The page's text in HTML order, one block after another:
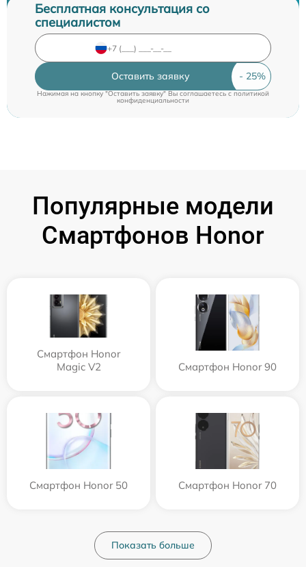
Бесплатная консультация со
специалистом
Оставить заявку
Нажимая на кнопку "Оставить заявку" Вы соглашаетесь cполитикой
конфиденциальности
Популярные модели
Смартфонов Honor
Смартфон Honor
Magic V2
Смартфон Honor 90
Смартфон Honor 50 Смартфон Honor 70
Показать больше